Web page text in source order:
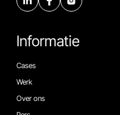
Informatie
Cases
Werk
Over ons